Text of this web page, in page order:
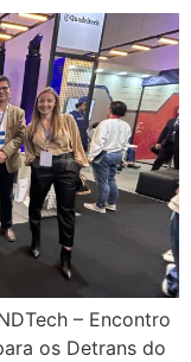
– Encontro
os Detrans do